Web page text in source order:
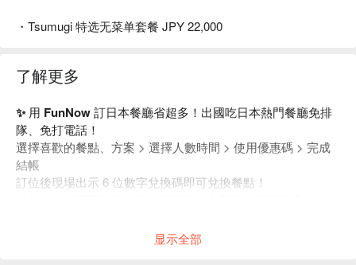
・Tsumugi 特选无菜单套餐 JPY 22,000
了解更多
✨ 用 FunNow 訂日本餐廳省超多！出國吃日本熱門餐廳免排
隊、免打電話！
選擇喜歡的餐點、方案 > 選擇人數時間 > 使用優惠碼 > 完成
結帳
訂位後現場出示 6 位數字兌換碼即可兌換餐點！
显示全部